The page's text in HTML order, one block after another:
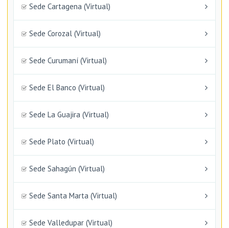
Sede Cartagena (Virtual)
Sede Corozal (Virtual)
Sede Curumaní (Virtual)
Sede El Banco (Virtual)
Sede La Guajira (Virtual)
Sede Plato (Virtual)
Sede Sahagún (Virtual)
Sede Santa Marta (Virtual)
Sede Valledupar (Virtual)